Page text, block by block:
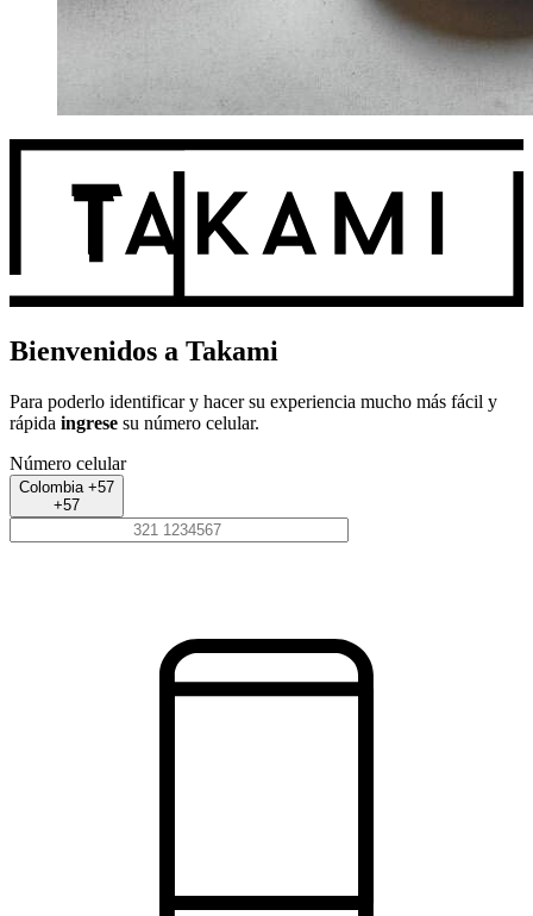
Bienvenidos a Takami
Para poderlo identificar y hacer su experiencia mucho más fácil y
rápida ingrese su número celular.
Número celular
Colombia +57
+57